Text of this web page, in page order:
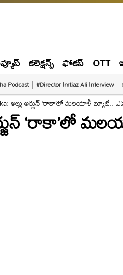
కలెక్షన్స్ ఫోకస్ OTT
Podcast #Director Imtiaz Ali Interview
అల్లు అర్జున్‌ ‘రాకా’లో మలయాళీ బ్యూటీ..
‘రాకా’లో